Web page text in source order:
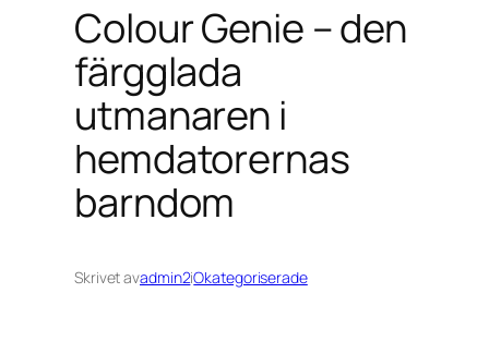
Colour Genie – den
färgglada
utmanaren i
hemdatorernas
barndom
Skrivet avadmin2iOkategoriserade